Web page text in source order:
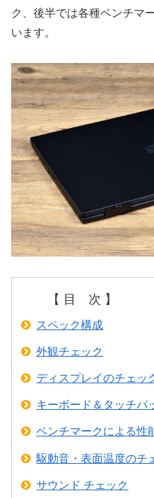
ク、後半では各種ベンチマ
います。
【 目 次 】
スペック構成
外観チェック
ディスプレイのチェッ
キーボード＆タッチパ
ベンチマークによる性
駆動音・表面温度のチ
サウンド チェック